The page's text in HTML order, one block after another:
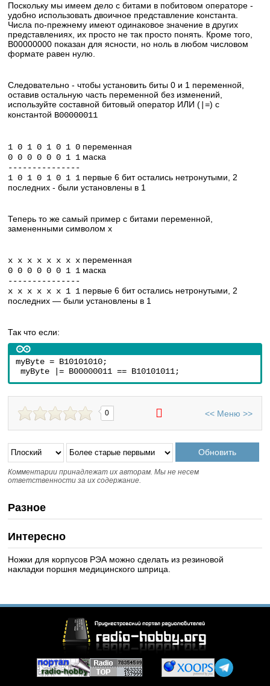
Поскольку мы имеем дело с битами в побитовом операторе -
удобно использовать двоичное представление константа.
Числа по-прежнему имеют одинаковое значение в других
представлениях, их просто не так просто понять. Кроме того,
B00000000 показан для ясности, но ноль в любом числовом
формате равен нулю.
Следовательно - чтобы установить биты 0 и 1 переменной,
оставив остальную часть переменной без изменений,
используйте составной битовый оператор ИЛИ ( |=) с
константой B00000011
1 0 1 0 1 0 1 0 переменная
0 0 0 0 0 0 1 1 маска
---------------
1 0 1 0 1 0 1 1 первые 6 бит остались нетронутыми, 2
последних - были установлены в 1
Теперь то же самый пример с битами переменной,
замененными символом x
x x x x x x x x переменная
0 0 0 0 0 0 1 1 маска
---------------
x x x x x x 1 1 первые 6 бит остались нетронутыми, 2
последних — были установлены в 1
Так что если:
myByte = B10101010;
myByte |= B00000011 == B10101011;
0 << Меню >>
Комментарии принадлежат их авторам. Мы не несем
ответственности за их содержание.
Разное
Интересно
Ножки для корпусов РЭА можно сделать из резиновой
накладки поршня медицинского шприца.